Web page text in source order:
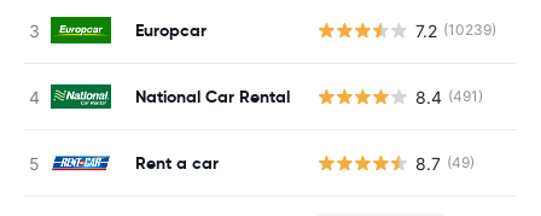
Europcar 7.2 (10239)
National Car Rental 8.4 (491)
Rent a car 8.7 (49)